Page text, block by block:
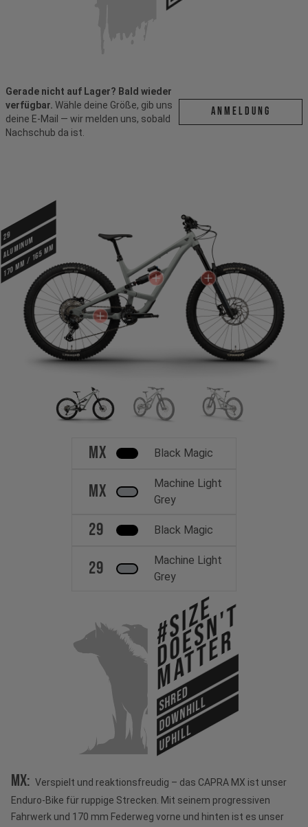
Gerade nicht auf Lager? Bald wieder
verfügbar. Wähle deine Größe, gib uns
deine E-Mail — wir melden uns, sobald
Nachschub da ist.
ANMELDUNG
29
ALUMINUM
170 mm / 165 mm
MX Black Magic
MX
Machine Light
Grey
29 Black Magic
29
Machine Light
Grey
#Size
Doesn't
Matter
SHRED
DOWNHILL
UPHILL
MX: Verspielt und reaktionsfreudig – das CAPRA MX ist unser
Enduro-Bike für ruppige Strecken. Mit seinem progressiven
Fahrwerk und 170 mm Federweg vorne und hinten ist es unser